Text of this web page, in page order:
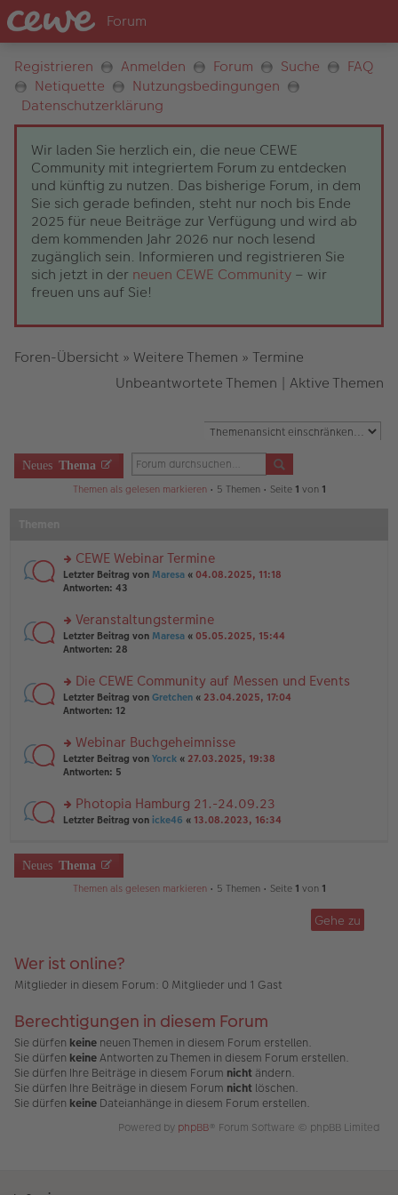
Registrieren Anmelden Forum Suche
FAQ
Netiquette
Nutzungsbedingungen
Datenschutzerklärung
Wir laden Sie herzlich ein, die neue CEWE
Community mit integriertem Forum zu entdecken
und künftig zu nutzen. Das bisherige Forum, in dem
Sie sich gerade befinden, steht nur noch bis Ende
2025 für neue Beiträge zur Verfügung und wird ab
dem kommenden Jahr 2026 nur noch lesend
zugänglich sein. Informieren und registrieren Sie
sich jetzt in der neuen CEWE Community – wir
freuen uns auf Sie!
Foren-Übersicht » Weitere Themen » Termine
Unbeantwortete Themen | Aktive Themen
Neues Thema
Themen als gelesen markieren• 5 Themen • Seite 1 von 1
rs
te
n
g
el
e
n
er
tr
a
g
CEWE Webinar Termine
Letzter Beitrag von Maresa « 04.08.2025, 11:18
Antworten: 43
rs
te
n
g
el
e
n
er
tr
a
Veranstaltungstermine
Letzter Beitrag von Maresa « 05.05.2025, 15:44
Antworten: 28
rs
te
n
g
el
e
n
ei
tr
Die CEWE Community auf Messen und Events
Letzter Beitrag von Gretchen « 23.04.2025, 17:04
Antworten: 12
rs
te
n
g
es
e
n
g
Webinar Buchgeheimnisse
Letzter Beitrag von Yorck « 27.03.2025, 19:38
Antworten: 5
rs
u
n
B
tr
g
Photopia Hamburg 21.-24.09.23
Letzter Beitrag von icke46 « 13.08.2023, 16:34
Neues Thema
Themen als gelesen markieren• 5 Themen • Seite 1 von 1
Gehe zu
Wer ist online?
Mitglieder in diesem Forum: 0 Mitglieder und 1 Gast
Berechtigungen in diesem Forum
Sie dürfen keine neuen Themen in diesem Forum erstellen.
Sie dürfen keineAntworten zu Themen in diesem Forum erstellen.
Sie dürfen Ihre Beiträge in diesem Forum nicht ändern.
Sie dürfen Ihre Beiträge in diesem Forum nicht löschen.
Sie dürfen keine Dateianhänge in diesem Forum erstellen.
Powered by phpBB® Forum Software © phpBB Limited